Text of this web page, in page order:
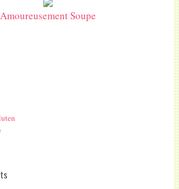
Amoureusement Soupe